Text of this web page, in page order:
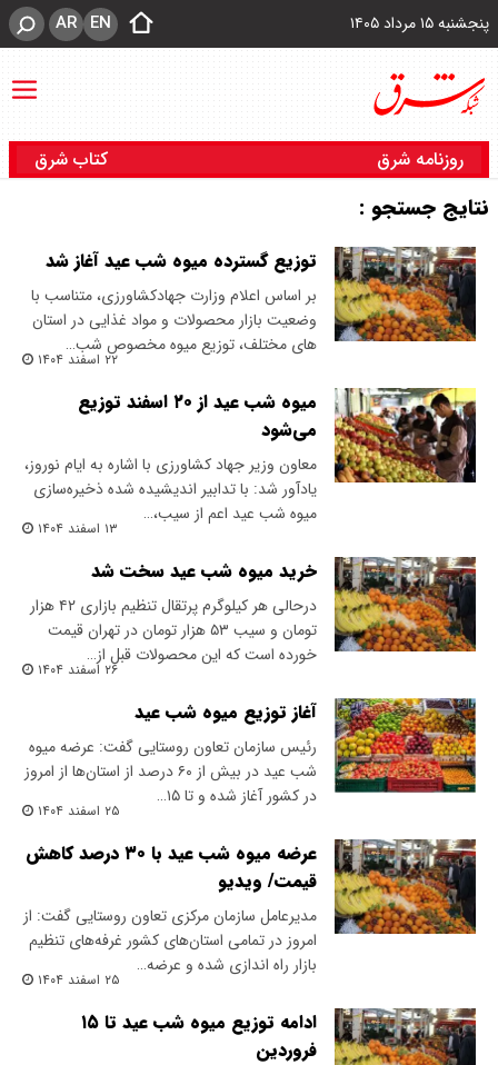
پنجشنبه ۱۵ مرداد ۱۴۰۵ EN
AR
روزنامه شرق کتاب شرق
نتایج جستجو :
توزیع گسترده میوه شب عید آغاز شد
بر اساس اعلام وزارت جهادکشاورزی، متناسب با
وضعیت بازار محصولات و مواد غذایی در استان
های مختلف، توزیع میوه مخصوص شب…
۲۲ اسفند ۱۴۰۴
میوه شب عید از ۲۰ اسفند توزیع
می‌شود
معاون وزیر جهاد کشاورزی با اشاره به ایام نوروز،
یادآور شد: با تدابیر اندیشیده شده ذخیره‌سازی
میوه شب عید اعم از سیب،…
۱۳ اسفند ۱۴۰۴
خرید میوه شب عید سخت شد
درحالی هر کیلوگرم پرتقال تنظیم بازاری ۴۲ هزار
تومان و سیب ۵۳ هزار تومان در تهران قیمت
خورده است که این محصولات قبل از…
۲۶ اسفند ۱۴۰۴
آغاز توزیع میوه شب عید
رئیس سازمان تعاون روستایی گفت: عرضه میوه
شب عید در بیش از ۶۰ درصد از استان‌ها از امروز
در کشور آغاز شده و تا ۱۵…
۲۵ اسفند ۱۴۰۴
عرضه میوه شب عید با ۳۰ درصد کاهش
قیمت/ ویدیو
مدیرعامل سازمان مرکزی تعاون روستایی گفت: از
امروز در تمامی استان‌های کشور غرفه‌های تنظیم
بازار راه اندازی شده و عرضه…
۲۵ اسفند ۱۴۰۴
ادامه توزیع میوه شب عید تا ۱۵
فروردین